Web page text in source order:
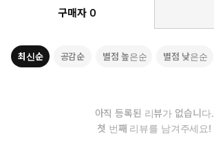
구매자 0
최신순 공감순 별점 높은순 별점 낮은순
아직 등록된 리뷰가 없습니다.
첫 번째 리뷰를 남겨주세요!